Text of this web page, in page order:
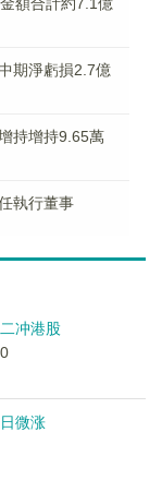
期淨虧損2.7億
持增持9.65萬
執行董事
冲港股
微涨